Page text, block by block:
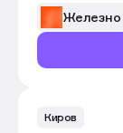
Железно
Киров